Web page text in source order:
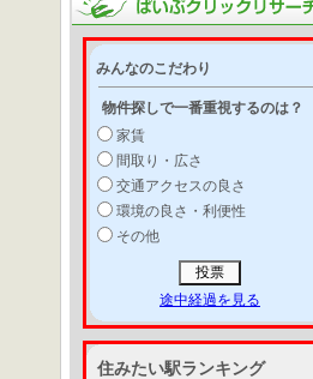
みんなのこだわり
物件探しで一番重視するのは？
家賃
間取り・広さ
交通アクセスの良さ
環境の良さ・利便性
その他
途中経過を見る
住みたい駅ランキング